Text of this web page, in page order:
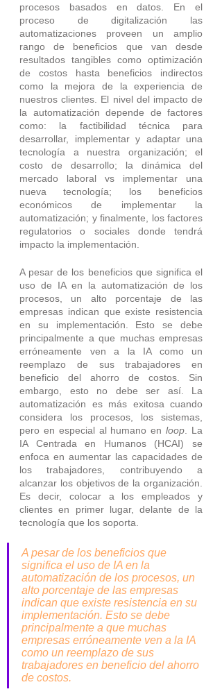
procesos basados en datos. En el
proceso de digitalización las
automatizaciones proveen un amplio
rango de beneficios que van desde
resultados tangibles como optimización
de costos hasta beneficios indirectos
como la mejora de la experiencia de
nuestros clientes. El nivel del impacto de
la automatización depende de factores
como: la factibilidad técnica para
desarrollar, implementar y adaptar una
tecnología a nuestra organización; el
costo de desarrollo; la dinámica del
mercado laboral vs implementar una
nueva tecnología; los beneficios
económicos de implementar la
automatización; y finalmente, los factores
regulatorios o sociales donde tendrá
impacto la implementación.
A pesar de los beneficios que significa el
uso de IA en la automatización de los
procesos, un alto porcentaje de las
empresas indican que existe resistencia
en su implementación. Esto se debe
principalmente a que muchas empresas
erróneamente ven a la IA como un
reemplazo de sus trabajadores en
beneficio del ahorro de costos. Sin
embargo, esto no debe ser así. La
automatización es más exitosa cuando
considera los procesos, los sistemas,
pero en especial al humano en loop . La
IA Centrada en Humanos (HCAI) se
enfoca en aumentar las capacidades de
los trabajadores, contribuyendo a
alcanzar los objetivos de la organización.
Es decir, colocar a los empleados y
clientes en primer lugar, delante de la
tecnología que los soporta.
A pesar de los beneficios que
significa el uso de IA en la
automatización de los procesos, un
alto porcentaje de las empresas
indican que existe resistencia en su
implementación. Esto se debe
principalmente a que muchas
empresas erróneamente ven a la IA
como un reemplazo de sus
trabajadores en beneficio del ahorro
de costos.